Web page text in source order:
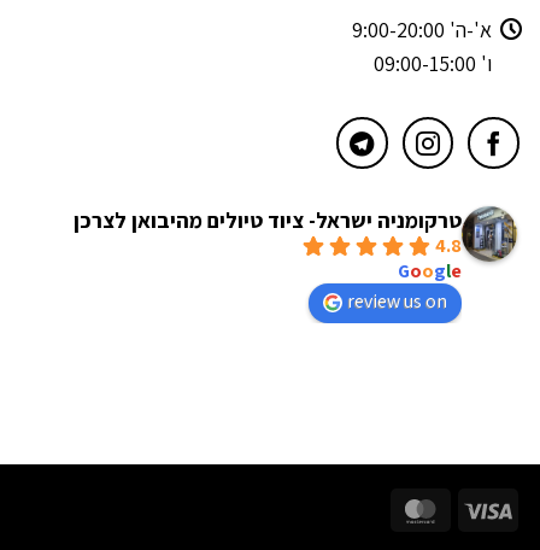
א'-ה' 9:00-20:00
ו' 09:00-15:00
טרקומניה ישראל- ציוד טיולים מהיבואן לצרכן
4.8
Google
review us on
Visa